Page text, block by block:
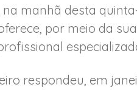
na manhã desta
por meio da
respondeu, em